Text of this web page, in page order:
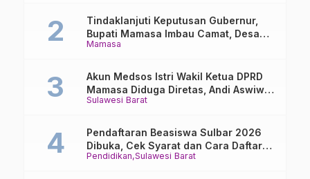
Mamasa
Tindaklanjuti Keputusan Gubernur,
Bupati Mamasa Imbau Camat, Desa
dan Lurah
Sulawesi Barat
Akun Medsos Istri Wakil Ketua DPRD
Mamasa Diduga Diretas, Andi Aswiwin
Buka Suara
Pendidikan Sulawesi Barat
Pendaftaran Beasiswa Sulbar 2026
Dibuka, Cek Syarat dan Cara Daftar
Online